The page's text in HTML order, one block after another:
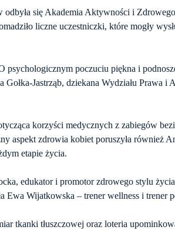
się Akademia Aktywności i
liczne uczestniczki, które mogły
psychologicznym poczuciu piękna i
Jastrząb, dziekana Wydziału Prawa
korzyści medycznych z zabiegów
aspekt zdrowia kobiet poruszyła
etapie życia.
edukator i promotor zdrowego stylu
Ewa Wijatkowska – trener wellness i trener
tkanki tłuszczowej oraz loteria